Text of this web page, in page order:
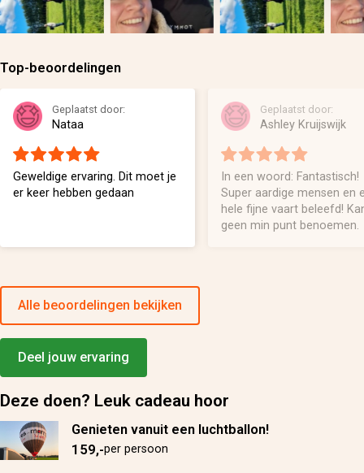
Top-beoordelingen
Geplaatst door:
Nataa
Geweldige ervaring. Dit moet je
er keer hebben gedaan
Geplaatst door:
Ashley Kruijswijk
In een woord: Fantastisch!
Super aardige mensen en
hele fijne vaart beleefd!
geen min punt benoemen.
Alle beoordelingen bekijken
Deel jouw ervaring
Deze doen? Leuk cadeau hoor
Genieten vanuit een luchtballon!
159,-per persoon